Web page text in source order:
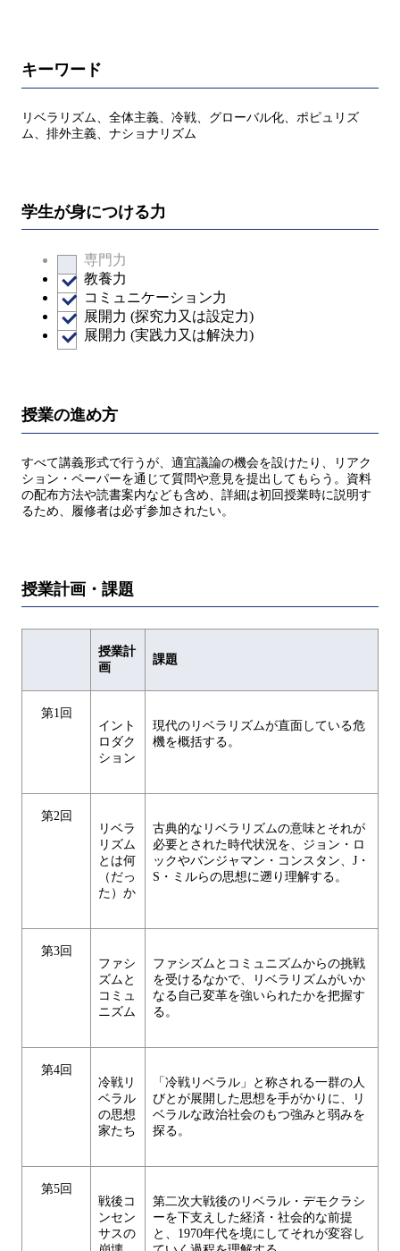
キーワード
リベラリズム、全体主義、冷戦、グローバル化、ポピュリズ
ム、排外主義、ナショナリズム
学生が身につける力
専門力
教養力
コミュニケーション力
展開力 (探究力又は設定力)
展開力 (実践力又は解決力)
授業の進め方
すべて講義形式で行うが、適宜議論の機会を設けたり、リアク
ション・ペーパーを通じて質問や意見を提出してもらう。資料
の配布方法や読書案内なども含め、詳細は初回授業時に説明す
るため、履修者は必ず参加されたい。
授業計画・課題
授業計
画
課題
第1回
イント
ロダク
ション
現代のリベラリズムが直面している危
機を概括する。
第2回
リベラ
リズム
とは何
（だっ
た）か
古典的なリベラリズムの意味とそれが
必要とされた時代状況を、ジョン・ロ
ックやバンジャマン・コンスタン、J・
S・ミルらの思想に遡り理解する。
第3回
ファシ
ズムと
コミュ
ニズム
ファシズムとコミュニズムからの挑戦
を受けるなかで、リベラリズムがいか
なる自己変革を強いられたかを把握す
る。
第4回
冷戦リ
ベラル
の思想
家たち
「冷戦リベラル」と称される一群の人
びとが展開した思想を手がかりに、リ
ベラルな政治社会のもつ強みと弱みを
探る。
第5回
戦後コ
ンセン
サスの
第二次大戦後のリベラル・デモクラシ
ーを下支えした経済・社会的な前提
と、1970年代を境にしてそれが変容し